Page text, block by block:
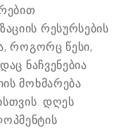
რესურსების
როგორც წესი,
ნაჩვენებია
მოხმარება
დღეს